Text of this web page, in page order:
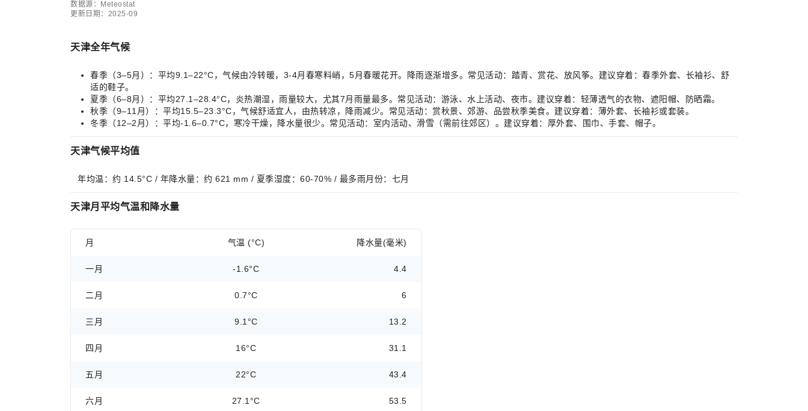
数据源：Meteostat
更新日期：2025-09
天津全年气候
春季（3–5月）：平均9.1–22°C，气候由冷转暖，3-4月春寒料峭，5月春暖花开。降雨逐渐增多。常见活动：踏青、赏花、放风筝。建议穿着：春季外套、长袖衫、舒
适的鞋子。
夏季（6–8月）：平均27.1–28.4°C，炎热潮湿，雨量较大，尤其7月雨量最多。常见活动：游泳、水上活动、夜市。建议穿着：轻薄透气的衣物、遮阳帽、防晒霜。
秋季（9–11月）：平均15.5–23.3°C，气候舒适宜人，由热转凉，降雨减少。常见活动：赏秋景、郊游、品尝秋季美食。建议穿着：薄外套、长袖衫或套装。
冬季（12–2月）：平均-1.6–0.7°C，寒冷干燥，降水量很少。常见活动：室内活动、滑雪（需前往郊区）。建议穿着：厚外套、围巾、手套、帽子。
天津气候平均值
年均温：约 14.5°C / 年降水量：约 621 mm / 夏季湿度：60-70% / 最多雨月份：七月
天津月平均气温和降水量
月 气温 (°C) 降水量(毫米)
一月 -1.6°C 4.4
二月 0.7°C 6
三月 9.1°C 13.2
四月 16°C 31.1
五月 22°C 43.4
六月 27.1°C 53.5